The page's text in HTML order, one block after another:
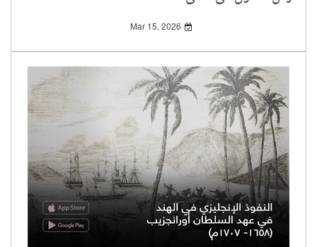
وترك الهند فريسة سهلة
Mar 15, 2026